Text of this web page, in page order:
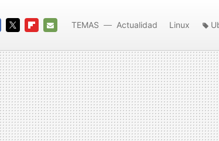
MAIL
TEMAS Actualidad Linux